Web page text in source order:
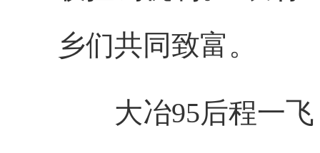
乡们共同致富。
大冶95后程一飞